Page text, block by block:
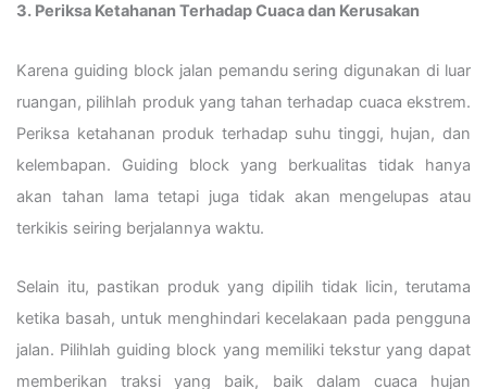
3. Periksa Ketahanan Terhadap Cuaca dan Kerusakan
Karena guiding block jalan pemandu sering digunakan di luar
ruangan, pilihlah produk yang tahan terhadap cuaca ekstrem.
Periksa ketahanan produk terhadap suhu tinggi, hujan, dan
kelembapan. Guiding block yang berkualitas tidak hanya
akan tahan lama tetapi juga tidak akan mengelupas atau
terkikis seiring berjalannya waktu.
Selain itu, pastikan produk yang dipilih tidak licin, terutama
ketika basah, untuk menghindari kecelakaan pada pengguna
jalan. Pilihlah guiding block yang memiliki tekstur yang dapat
memberikan traksi yang baik, baik dalam cuaca hujan